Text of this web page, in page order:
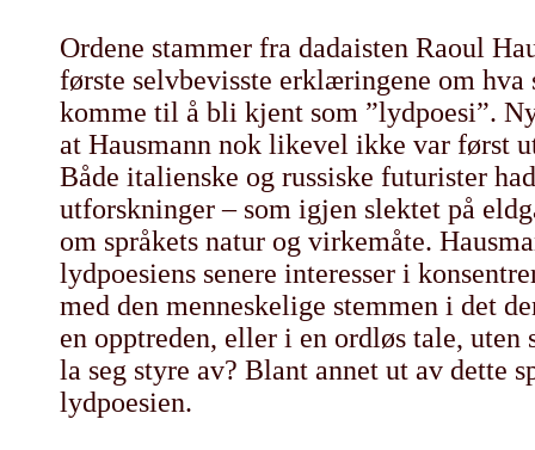
Ordene stammer fra dadaisten Raoul
første selvbevisste erklæringene om
komme til å bli kjent som ”lydpoesi”.
at Hausmann nok likevel ikke var først
Både italienske og russiske futurister
utforskninger – som igjen slektet på
om språkets natur og virkemåte.
lydpoesiens senere interesser i
med den menneskelige stemmen i det
en opptreden, eller i en ordløs tale,
la seg styre av? Blant annet ut av dette
lydpoesien.